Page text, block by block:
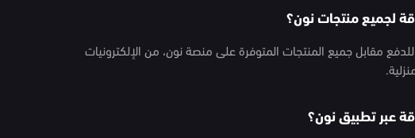
لجميع منتجات نون؟
مقابل جميع المنتجات المتوفرة على منصة نون، من الإلكترونيات
عبر تطبيق نون؟